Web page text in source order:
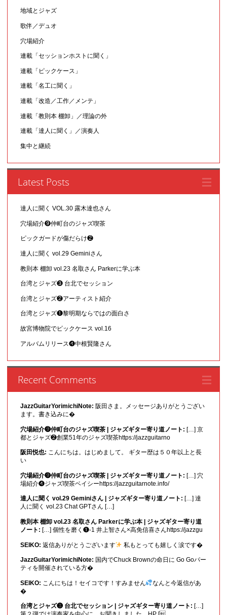
地域とジャズ
歌伴／デュオ
穴場紹介
連載「セッションホストに聞く」
連載「ピックケース」
連載「名工に聞く」
連載「改造／工作／メンテ」
連載「教則本 棚卸」／理論の外
連載「達人に聞く」／演奏人
集中と継続
Latest Posts
達人に聞く VOL.30 露木達也さん
穴場紹介❾仲町台のジャズ喫茶
ピックガードが傷だらけ❷
達人に聞く vol.29 Geminiさん
教則本 棚卸 vol.23 名取さん Parkerに学ぶ本
台湾とジャズ❸ 台北でセッション
台湾とジャズ❷アーティスト紹介
台湾とジャズ❶黎明期ならではの面白さ
故宮博物院でピックケース vol.16
アルバムリリース❹中根賢隆さん
Recent Comments
JazzGuitarYorimichiNote: 阪田さま。メッセージありがとうござい
ます。書き込みに�
穴場紹介❾仲町台のジャズ喫茶 | ジャズギター寄り道ノート: […] 京
都とジャズ❷創業51年のジャズ喫茶https://jazzguitarno
阪田悦也: こんにちは。はじめまして。 ギター歴は５０年以上と長
い
穴場紹介❾仲町台のジャズ喫茶 | ジャズギター寄り道ノート: […] 穴
場紹介❹ジャズ喫茶ベイシーhttps://jazzguitarnote.info/
達人に聞く vol.29 Geminiさん | ジャズギター寄り道ノート: […] 達
人に聞く vol.23 Chat GPTさん […]
教則本 棚卸 vol.23 名取さん Parkerに学ぶ本 | ジャズギター寄り道
ノート: […] 個性を磨く❶-1 井上智さん×高免信喜さんhttps://jazzgu
SEIKO: 返信ありがとうございます 私もとっても嬉しく涙です�
JazzGuitarYorimichiNote: 国内でChuck Brownの命日に Go Goパー
ティを開催されている方�
SEIKO: こんにちは！セイコです！すみません
なんと今返信があ
�
台湾とジャズ❸ 台北でセッション | ジャズギター寄り道ノート: […]